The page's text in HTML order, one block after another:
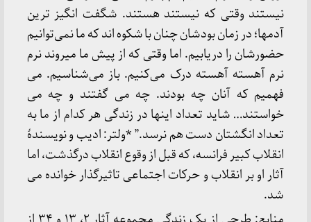
نیستند وقتی که نیستند هستند. شگفت انگیز ترین
آدمها؛ در زمان بودشان چنان با شکوه اند که ما نمی‌توانیم
حضورشان را دریابیم. اما وقتی که از پیش ما میروند نرم
نرم آهسته آهسته درک می‌کنیم. باز می‌شناسیم. می
فهمیم که آنان چه بودند. چه می گفتند و چه می
خواستند… شاید تعداد اینها در زندگی هر کدام از ما به
تعداد انگشتان دست هم نرسد.” *ولتر: ادیب و نویسندۀ
انقلاب کبیر فرانسه، که قبل از وقوع انقلاب درگذشت، اما
آثار او بر انقلاب و حرکات اجتماعی تاثیرگذار خوانده می
شد.